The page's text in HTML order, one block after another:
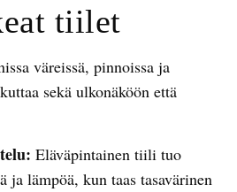
tiilet
väreissä, pinnoissa ja
sekä ulkonäköön että
Eläväpintainen tiili tuo
lämpöä, kun taas tasavärinen